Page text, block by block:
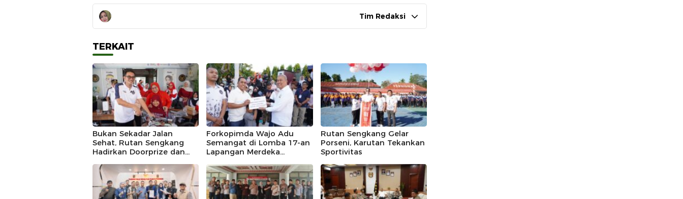
Tim Redaksi
TERKAIT
Bukan Sekadar Jalan
Sehat, Rutan Sengkang
Hadirkan Doorprize dan
Forkopimda Wajo Adu
Semangat di Lomba 17-an
Lapangan Merdeka
Juara Makan Krupuk
Rutan Sengkang Gelar
Porseni, Karutan Tekankan
Sportivitas